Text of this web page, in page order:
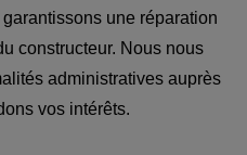
une réparation
constructeur. Nous nous
administratives auprès
vos intérêts.